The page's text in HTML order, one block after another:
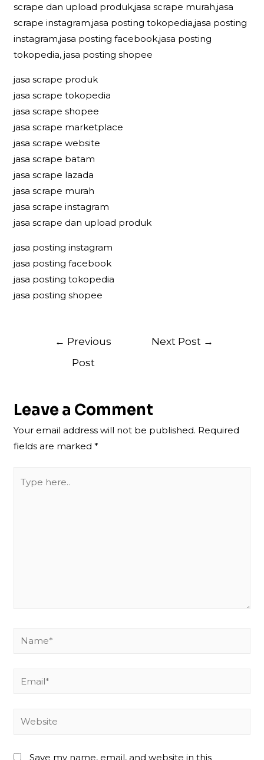
scrape dan upload produk,jasa scrape murah,jasa
scrape instagram,jasa posting tokopedia,jasa posting
instagram,jasa posting facebook,jasa posting
tokopedia, jasa posting shopee
jasa scrape produk
jasa scrape tokopedia
jasa scrape shopee
jasa scrape marketplace
jasa scrape website
jasa scrape batam
jasa scrape lazada
jasa scrape murah
jasa scrape instagram
jasa scrape dan upload produk
jasa posting instagram
jasa posting facebook
jasa posting tokopedia
jasa posting shopee
Post
navigation
← Previous
Post
Next Post →
Leave a Comment
Your email address will not be published. Required
fields are marked*
here..
Name*
Email*
Website
Save my name, email, and website in this